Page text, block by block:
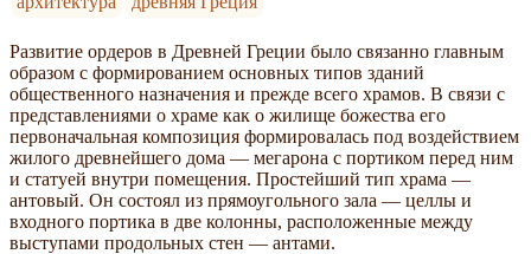
Развитие ордеров в Древней Греции было связанно главным
образом с формированием основных типов зданий
общественного назначения и прежде всего храмов. В связи с
представлениями о храме как о жилище божества его
первоначальная композиция формировалась под воздействием
жилого древнейшего дома — мегарона с портиком перед ним
и статуей внутри помещения. Простейший тип храма —
антовый. Он состоял из прямоугольного зала — целлы и
входного портика в две колонны, расположенные между
выступами продольных стен — антами.